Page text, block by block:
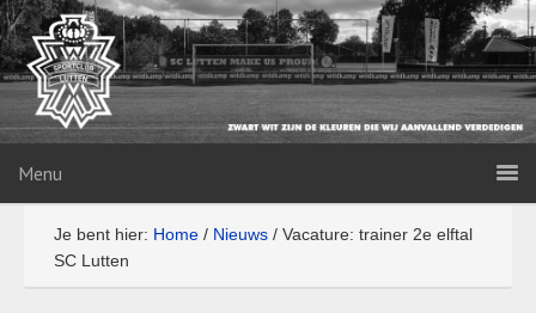
Menu
Je bent hier: Home / Nieuws / Vacature: trainer 2e elftal
SC Lutten